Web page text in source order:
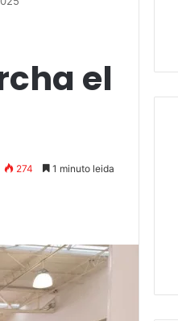
el
274 1 minuto leida